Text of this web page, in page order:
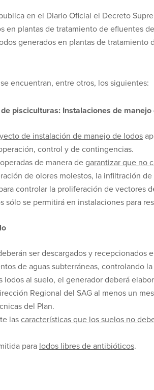
en el Diario Oficial el Decreto
en plantas de tratamiento de efluentes
generados en plantas de
encuentran, entre otros, los siguientes:
pisciculturas: Instalaciones de manejo
de instalación de manejo de lodos
control y de contingencias.
de manera degarantizar que no
de olores molestos, la infiltración
controlar la proliferación de vectores
sólo se permitirá en instalaciones para
ser descargados y recepcionados
de aguas subterráneas, controlando
lodos al suelo, el generador deberá
Regional del SAG al menos un
del Plan.
lascaracterísticas que los suelos no
para lodos libres de antibióticos.